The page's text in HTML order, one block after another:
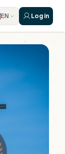
EN Log in